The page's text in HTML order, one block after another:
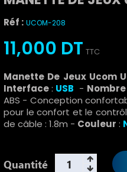
Réf : UCOM-208
11,000 DT TTC
Manette De Jeux Ucom
Interface: USB -
ABS - Conception
pour le confort et le
de câble : 1.8m - Couleur :
Quantité